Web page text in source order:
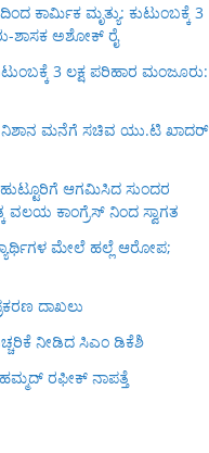
ಕಾರ್ಮಿಕ ಮೃತ್ಯು: ಕುಟುಂಬಕ್ಕೆ 3
ಶಾಸಕ ಅಶೋಕ್ ರೈ
3 ಲಕ್ಷ ಪರಿಹಾರ ಮಂಜೂರು:
ನಿಶಾನ ಮನೆಗೆ ಸಚಿವ ಯು.ಟಿ ಖಾದರ್
ಆಗಮಿಸಿದ ಸುಂದರ
ಕಾಂಗ್ರೆಸ್ ನಿಂದ ಸ್ವಾಗತ
ಮೇಲೆ ಹಲ್ಲೆ ಆರೋಪ;
ದಾಖಲು
ನೀಡಿದ ಸಿಎಂ ಡಿಕೆಶಿ
ರಫೀಕ್ ನಾಪತ್ತೆ